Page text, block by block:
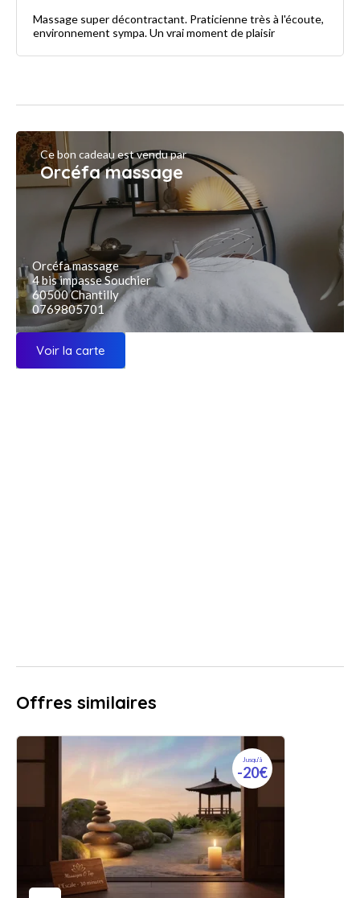
Massage super décontractant. Praticienne très à l'écoute,
environnement sympa. Un vrai moment de plaisir
Ce bon cadeau est vendu par
Orcéfa massage
Orcéfa massage
4 bis impasse Souchier
60500 Chantilly
0769805701
Voir la carte
Offres similaires
Jusqu'à
-20€